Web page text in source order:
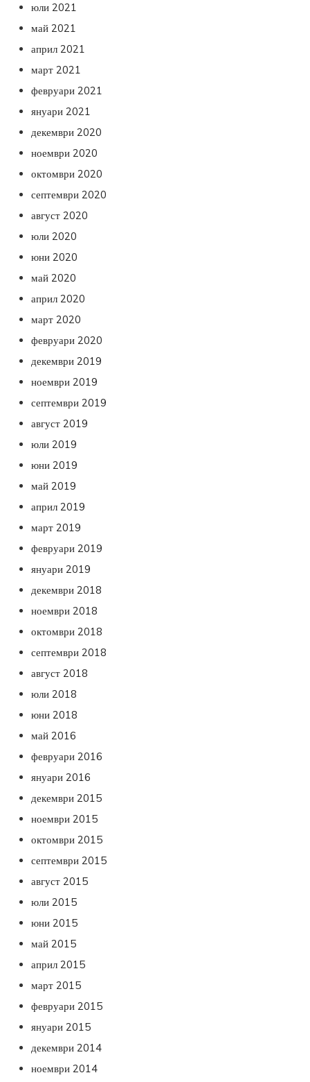
юли 2021
май 2021
април 2021
март 2021
февруари 2021
януари 2021
декември 2020
ноември 2020
октомври 2020
септември 2020
август 2020
юли 2020
юни 2020
май 2020
април 2020
март 2020
февруари 2020
декември 2019
ноември 2019
септември 2019
август 2019
юли 2019
юни 2019
май 2019
април 2019
март 2019
февруари 2019
януари 2019
декември 2018
ноември 2018
октомври 2018
септември 2018
август 2018
юли 2018
юни 2018
май 2016
февруари 2016
януари 2016
декември 2015
ноември 2015
октомври 2015
септември 2015
август 2015
юли 2015
юни 2015
май 2015
април 2015
март 2015
февруари 2015
януари 2015
декември 2014
ноември 2014